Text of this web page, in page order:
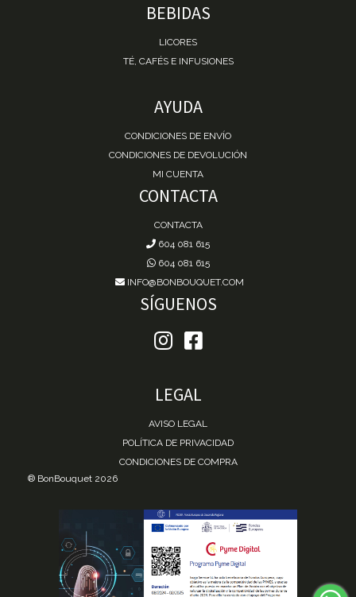
BEBIDAS
LICORES
TÉ, CAFÉS E INFUSIONES
AYUDA
CONDICIONES DE ENVÍO
CONDICIONES DE DEVOLUCIÓN
MI CUENTA
CONTACTA
CONTACTA
604 081 615
604 081 615
INFO@BONBOUQUET.COM
SÍGUENOS
LEGAL
AVISO LEGAL
POLÍTICA DE PRIVACIDAD
CONDICIONES DE COMPRA
® BonBouquet 2026